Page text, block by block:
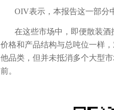
OIV表示，本报告这一部分中
在这些市场中，即便散装酒
价格和产品结构与总吨位一样
他品类，但并未抵消多个大型
前。